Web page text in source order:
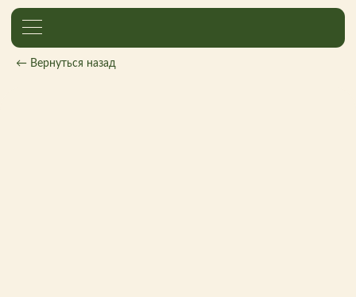
← Вернуться назад